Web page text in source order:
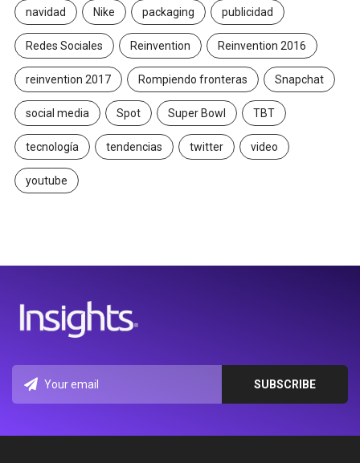
navidad Nike packaging publicidad
Redes Sociales Reinvention Reinvention 2016
reinvention 2017 Rompiendo fronteras Snapchat
social media Spot Super Bowl TBT
tecnología tendencias twitter video
youtube